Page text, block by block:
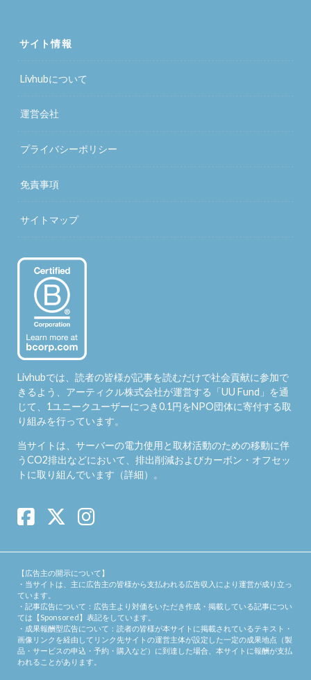
サイト情報
Livhubについて
運営会社
プライバシーポリシー
免責事項
サイトマップ
Livhubでは、読者の皆様が記事を読むだけで社会貢献に参加で
きるよう、アーティクル株式会社が運営する「UU Fund 」を通
じて、1ユニークユーザーにつき0.1円をNPO団体に寄付する取
り組みを行っています。
当サイトは、サーバーの電力使用と取材活動のための移動に伴
うCO2排出などにおいて、排出削減およびカーボン・オフセッ
トに取り組んでいます（詳細）。
【広告主の開示について】
・当サイトは、主に広告主の皆様から支払われる広告収入により運営が成り立っ
ています。
・記事広告について：広告主より対価をいただき作成・掲載している記事につい
ては【Sponsored】表記をしています。
・成果報酬型広告について：読者の皆様が本サイトに掲載されているテキスト・
画像リンクを経由してリンク先サイトの運営主体が設定した一定の成果地点（製
品・サービスの申込・予約・購入など）に到達した場合、本サイトに報酬が支払
われることがあります。